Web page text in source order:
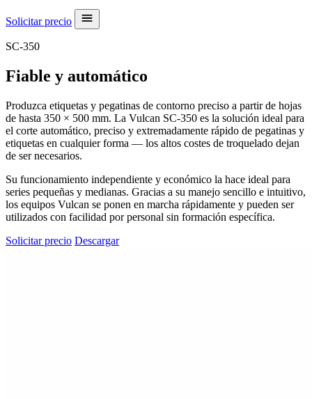
Solicitar precio
SC-350
Fiable y automático
Produzca etiquetas y pegatinas de contorno preciso a partir de hojas
de hasta 350 × 500 mm. La Vulcan SC-350 es la solución ideal para
el corte automático, preciso y extremadamente rápido de pegatinas y
etiquetas en cualquier forma — los altos costes de troquelado dejan
de ser necesarios.
Su funcionamiento independiente y económico la hace ideal para
series pequeñas y medianas. Gracias a su manejo sencillo e intuitivo,
los equipos Vulcan se ponen en marcha rápidamente y pueden ser
utilizados con facilidad por personal sin formación específica.
Solicitar precio Descargar